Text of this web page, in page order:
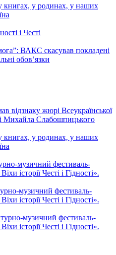
у родинах, у наших
і Честі
ВАКС скасував покладені
обов’язки
відзнаку жюрі Всеукраїнської
Михайла Слабошпицького
у родинах, у наших
музичний фестиваль-
історії Честі і Гідності».
музичний фестиваль-
історії Честі і Гідності».
музичний фестиваль-
історії Честі і Гідності».